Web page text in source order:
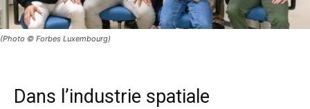
(Photo © Forbes Luxembourg)
Dans l’industrie spatiale